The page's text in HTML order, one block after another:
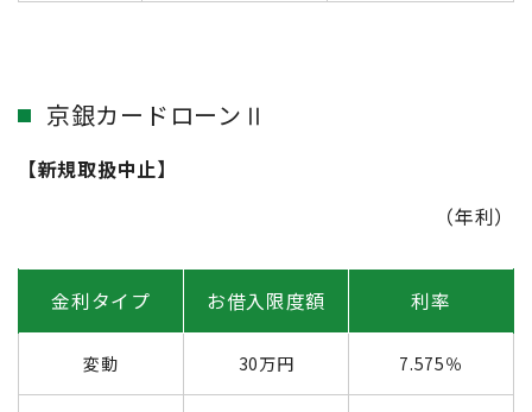
京銀カードローンⅡ
【新規取扱中止】
（年利）
金利タイプ お借入限度額 利率
変動 30万円 7.575％